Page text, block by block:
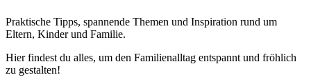
Praktische Tipps, spannende Themen und Inspiration rund um
Eltern, Kinder und Familie.
Hier findest du alles, um den Familienalltag entspannt und fröhlich
zu gestalten!